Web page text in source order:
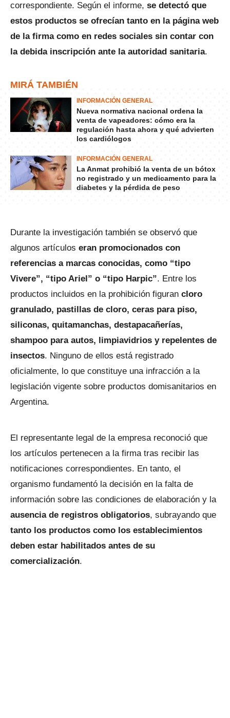
correspondiente. Según el informe, se detectó que
estos productos se ofrecían tanto en la página web
de la firma como en redes sociales sin contar con
la debida inscripción ante la autoridad sanitaria.
MIRÁ TAMBIÉN
INFORMACIÓN GENERAL
Nueva normativa nacional ordena la
venta de vapeadores: cómo era la
regulación hasta ahora y qué advierten
los cardiólogos
INFORMACIÓN GENERAL
La Anmat prohibió la venta de un bótox
no registrado y un medicamento para la
diabetes y la pérdida de peso
Durante la investigación también se observó que
algunos artículos eran promocionados con
referencias a marcas conocidas, como “tipo
Vivere”, “tipo Ariel” o “tipo Harpic”. Entre los
productos incluidos en la prohibición figuran cloro
granulado, pastillas de cloro, ceras para piso,
siliconas, quitamanchas, destapacañerías,
shampoo para autos, limpiavidrios y repelentes de
insectos. Ninguno de ellos está registrado
oficialmente, lo que constituye una infracción a la
legislación vigente sobre productos domisanitarios en
Argentina.
El representante legal de la empresa reconoció que
los artículos pertenecen a la firma tras recibir las
notificaciones correspondientes. En tanto, el
organismo fundamentó la decisión en la falta de
información sobre las condiciones de elaboración y la
ausencia de registros obligatorios, subrayando que
tanto los productos como los establecimientos
deben estar habilitados antes de su
comercialización.